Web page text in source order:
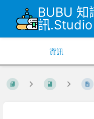
BUBU 知
訊.Studio
資訊